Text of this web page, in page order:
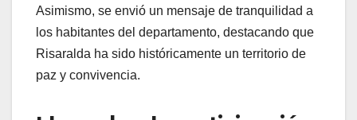
Asimismo, se envió un mensaje de tranquilidad a
los habitantes del departamento, destacando que
Risaralda ha sido históricamente un territorio de
paz y convivencia.